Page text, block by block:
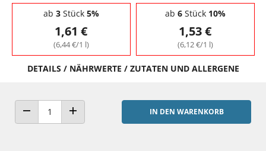
Staffelpreise - Mengenrabatt
ab 3Stück 5%
1,61 €
(6,44 €/1 l)
ab 6Stück 10%
1,53 €
(6,12 €/1 l)
DETAILS / NÄHRWERTE / ZUTATEN UND ALLERGENE
ANZAHL VERRINGERNANZAHL ERHÖHEN
IN DEN WARENKORB